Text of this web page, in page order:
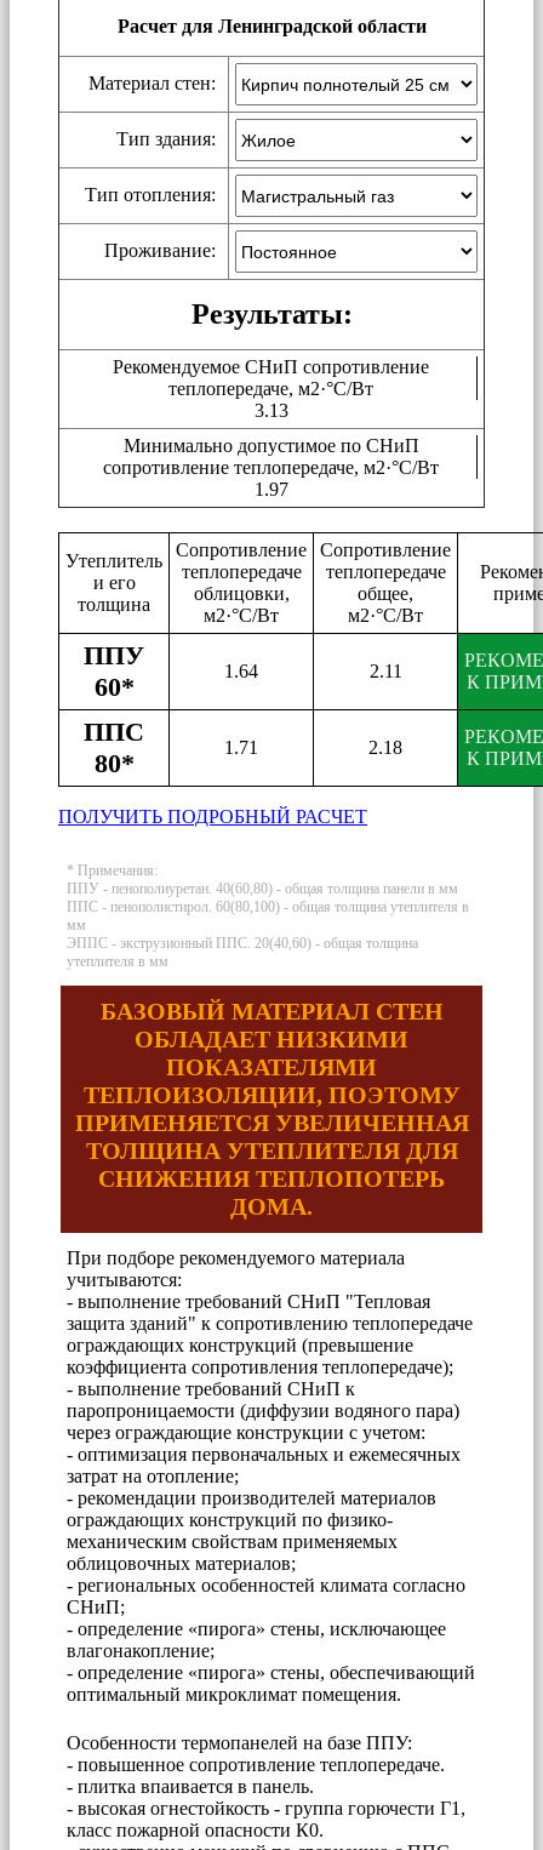
Расчет для Ленинградской области
Материал стен:
Тип здания:
Тип отопления:
Проживание:
Результаты:
Рекомендуемое СНиП сопротивление
теплопередаче, м2·°C/Вт
3.13
Минимально допустимое по СНиП
сопротивление теплопередаче, м2·°C/Вт
1.97
Утеплитель
и его
толщина
Сопротивление
теплопередаче
облицовки,
м2·°C/Вт
Сопротивление
теплопередаче
общее,
м2·°C/Вт
ППУ
60*
1.64 2.11
К
ППС
80*
1.71 2.18
К
ПОЛУЧИТЬ ПОДРОБНЫЙ РАСЧЕТ
* Примечания:
ППУ - пенополиуретан. 40(60,80) - общая толщина панели в мм
ППС - пенополистирол. 60(80,100) - общая толщина утеплителя в
мм
ЭППС - экструзионный ППС. 20(40,60) - общая толщина
утеплителя в мм
БАЗОВЫЙ МАТЕРИАЛ СТЕН
ОБЛАДАЕТ НИЗКИМИ
ПОКАЗАТЕЛЯМИ
ТЕПЛОИЗОЛЯЦИИ, ПОЭТОМУ
ПРИМЕНЯЕТСЯ УВЕЛИЧЕННАЯ
ТОЛЩИНА УТЕПЛИТЕЛЯ ДЛЯ
СНИЖЕНИЯ ТЕПЛОПОТЕРЬ
ДОМА.
При подборе рекомендуемого материала
учитываются:
- выполнение требований СНиП "Тепловая
защита зданий" к сопротивлению теплопередаче
ограждающих конструкций (превышение
коэффициента сопротивления теплопередаче);
- выполнение требований СНиП к
паропроницаемости (диффузии водяного пара)
через ограждающие конструкции с учетом:
- оптимизация первоначальных и ежемесячных
затрат на отопление;
- рекомендации производителей материалов
ограждающих конструкций по физико-
механическим свойствам применяемых
облицовочных материалов;
- региональных особенностей климата согласно
СНиП;
- определение «пирога» стены, исключающее
влагонакопление;
- определение «пирога» стены, обеспечивающий
оптимальный микроклимат помещения.
Особенности термопанелей на базе ППУ:
- повышенное сопротивление теплопередаче.
- плитка впаивается в панель.
- высокая огнестойкость - группа горючести Г1,
класс пожарной опасности К0.